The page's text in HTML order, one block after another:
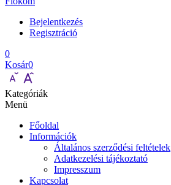
Bejelentkezés
Regisztráció
0
Kosár0
Kategóriák
Menü
Főoldal
Információk
Általános szerződési feltételek
Adatkezelési tájékoztató
Impresszum
Kapcsolat